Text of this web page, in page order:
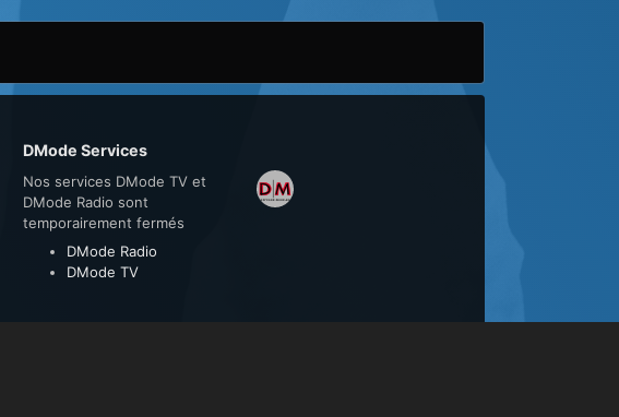
DMode Services
Nos services DMode TV et
DMode Radio sont
temporairement fermés
DMode Radio
DMode TV